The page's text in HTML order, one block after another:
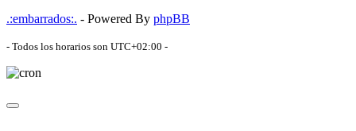
.:embarrados:. - Powered By phpBB
- Todos los horarios son UTC+02:00 -